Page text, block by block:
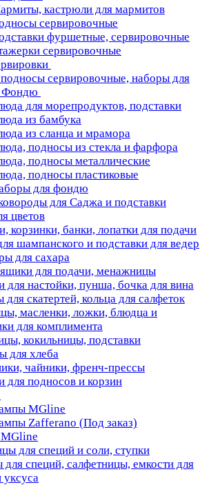
кастрюли для мармитов
сервировочные
фуршетные, сервировочные
сервировочные
сервировочные, наборы для
Фондю
для морепродуктов, подставки
из бамбука
из сланца и мрамора
подносы из стекла и фарфора
подносы металлические
подносы пластиковые
для фондю
для Саджа и подставки
цветов
корзинки, банки, лопатки для подачи
шампанского и подставки для ведер
для сахара
для подачи, менажницы
для настойки, пунша, бочка для вина
скатертей, кольца для салфеток
масленки, ложки, блюдца и
для комплимента
кокильницы, подставки
для хлеба
чайники, френч-прессы
подносов и корзин
MGline
Zafferano (Под заказ)
для специй и соли, ступки
специй, салфетницы, емкости для
уксуса